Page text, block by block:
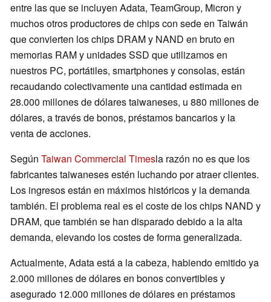
entre las que se incluyen Adata, TeamGroup, Micron y
muchos otros productores de chips con sede en Taiwán
que convierten los chips DRAM y NAND en bruto en
memorias RAM y unidades SSD que utilizamos en
nuestros PC, portátiles, smartphones y consolas, están
recaudando colectivamente una cantidad estimada en
28.000 millones de dólares taiwaneses, u 880 millones de
dólares, a través de bonos, préstamos bancarios y la
venta de acciones.
Según Taiwan Commercial Timesla razón no es que los
fabricantes taiwaneses estén luchando por atraer clientes.
Los ingresos están en máximos históricos y la demanda
también. El problema real es el coste de los chips NAND y
DRAM, que también se han disparado debido a la alta
demanda, elevando los costes de forma generalizada.
Actualmente, Adata está a la cabeza, habiendo emitido ya
2.000 millones de dólares en bonos convertibles y
asegurado 12.000 millones de dólares en préstamos